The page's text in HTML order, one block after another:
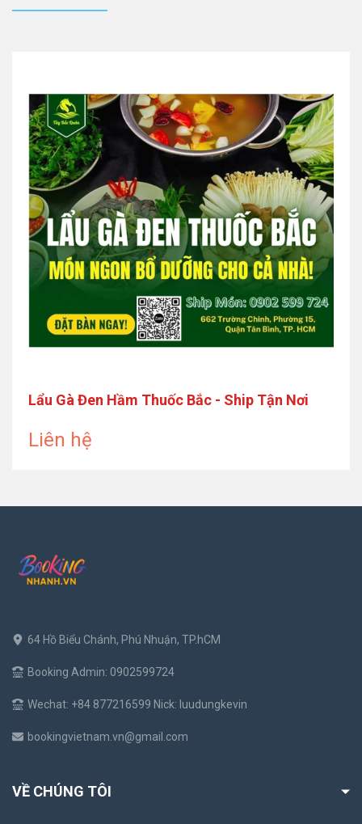
Lẩu Gà Đen Hầm Thuốc Bắc - Ship Tận Nơi
Liên hệ
64 Hồ Biểu Chánh, Phú Nhuận, TP.hCM
Booking Admin: 0902599724
Wechat: +84 877216599 Nick: luudungkevin
bookingvietnam.vn@gmail.com
VỀ CHÚNG TÔI